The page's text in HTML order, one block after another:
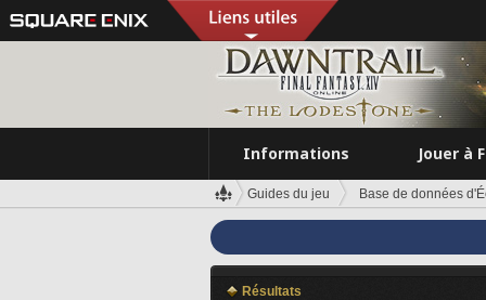
Informations Jouer à
Guides du jeu Base de données
Résultats